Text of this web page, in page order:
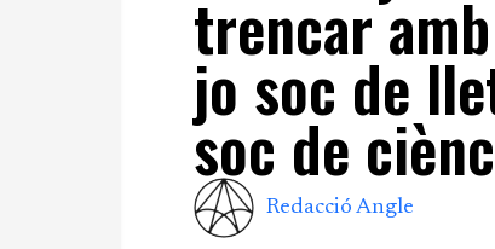
trencar
jo soc de
soc de
Redacció Angle